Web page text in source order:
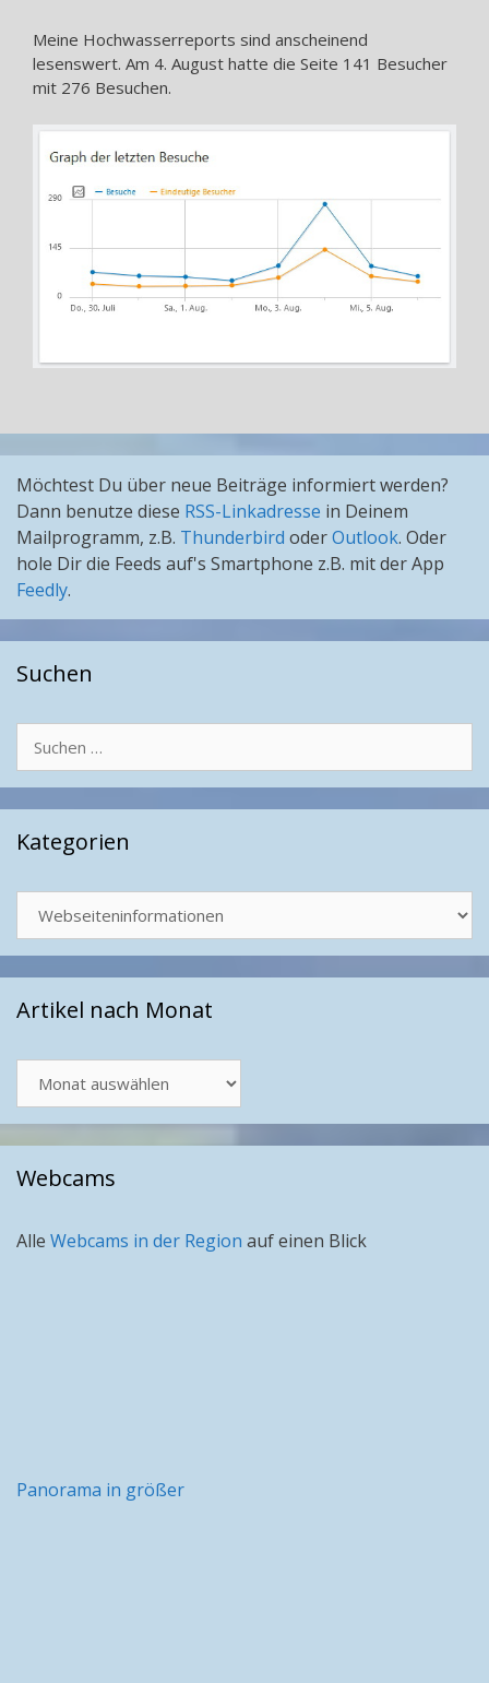
Meine Hochwasserreports sind anscheinend
lesenswert. Am 4. August hatte die Seite 141 Besucher
mit 276 Besuchen.
Möchtest Du über neue Beiträge informiert werden?
Dann benutze diese RSS-Linkadresse in Deinem
Mailprogramm, z.B. Thunderbird oderOutlook. Oder
hole Dir die Feeds auf's Smartphone z.B. mit der App
Feedly.
Suchen
nach:
Kategorien
Artikel nach Monat
nach
Monat
Webcams
Alle Webcams in der Region auf einen Blick
Panorama in größer